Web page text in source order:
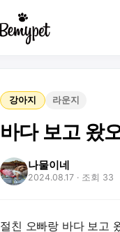
강아지 라운지
바다 보고 왔
나물이네
2024.08.17 · 조회 33
절친 오빠랑 바다 보고